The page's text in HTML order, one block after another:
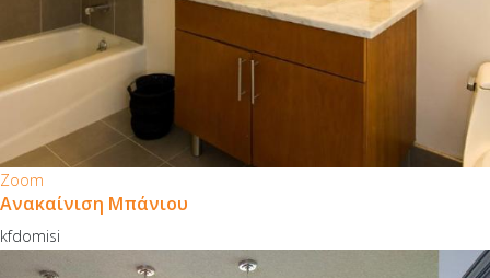
Zoom
Ανακαίνιση Μπάνιου
kfdomisi